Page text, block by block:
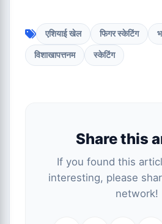
एशियाई खेल फिगर स्केटिंग
विशाखापत्तनम स्केटिंग
Share this
If you found this
interesting, please
network!